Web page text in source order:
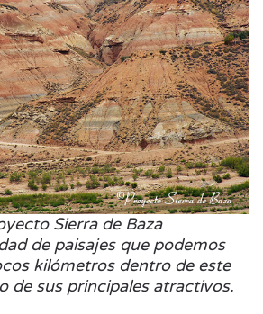
Sierra de Baza
de paisajes que podemos
kilómetros dentro de este
de sus principales atractivos.